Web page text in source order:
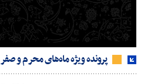
پرونده ویژه ماه‌های محرم و صفر